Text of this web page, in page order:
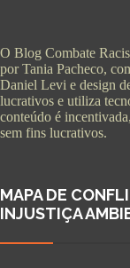
O Blog Combate
por Tania Pacheco,
Daniel Levi e design
lucrativos e utiliza
conteúdo é
sem fins lucrativos.
MAPA DE
INJUSTIÇA